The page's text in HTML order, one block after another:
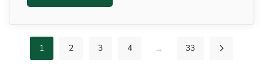
1 2 3 4 … 33